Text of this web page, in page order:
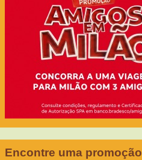
Encontre uma promoção